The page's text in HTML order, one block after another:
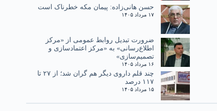
حسن هانی‌زاده: پیمان مکه خطرناک است
۱۷ مرداد ۱۴۰۵
ضرورت تبدیل روابط عمومی از «مرکز
اطلاع‌رسانی» به «مرکز اعتمادسازی و
تصمیم‌سازی»
۱۶ مرداد ۱۴۰۵
چند قلم داروی دیگر هم گران شد؛ از ۲۷ تا
۱۱۷ درصد
۱۵ مرداد ۱۴۰۵